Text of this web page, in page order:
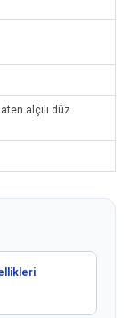
alçılı düz